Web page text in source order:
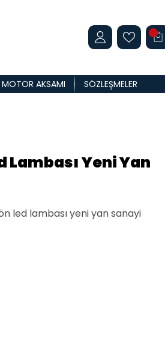
MOTOR AKSAMI SÖZLEŞMELER
Yeni Yan
led lambası yeni yan sanayi